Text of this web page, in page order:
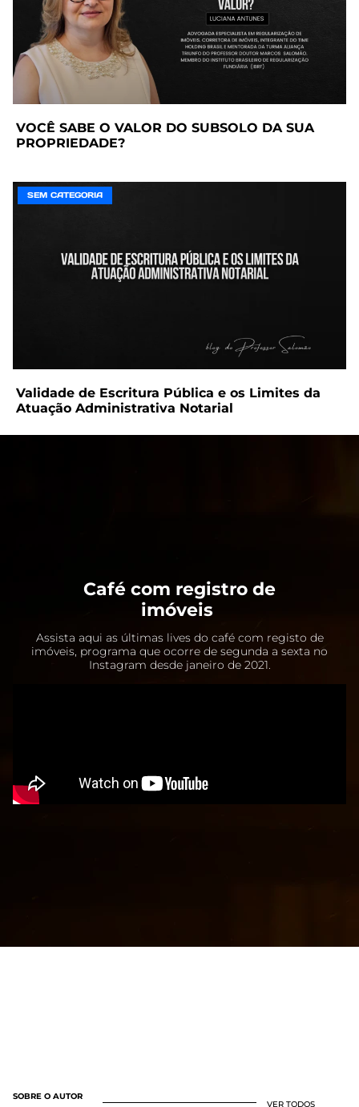
VOCÊ SABE O VALOR DO SUBSOLO DA SUA
PROPRIEDADE?
SEM CATEGORIA
Validade de Escritura Pública e os Limites da
Atuação Administrativa Notarial
Café com registro de
imóveis
Assista aqui as últimas lives do café com registo de
imóveis, programa que ocorre de segunda a sexta no
Instagram desde janeiro de 2021.
SOBRE O AUTOR
VER TODOS